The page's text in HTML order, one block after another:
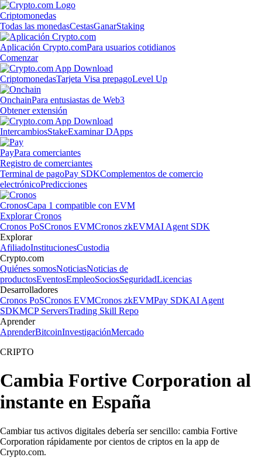
Criptomonedas
Todas las monedasCestasGanarStaking
Aplicación Crypto.comPara usuarios cotidianos
Comenzar
CriptomonedasTarjeta Visa prepagoLevel Up
OnchainPara entusiastas de Web3
Obtener extensión
IntercambiosStakeExaminar DApps
PayPara comerciantes
Registro de comerciantes
Terminal de pagoPay SDKComplementos de comercio
electrónicoPredicciones
CronosCapa 1 compatible con EVM
Explorar Cronos
Cronos PoSCronos EVMCronos zkEVMAI Agent SDK
Explorar
AfiliadoInstitucionesCustodia
Crypto.com
Quiénes somosNoticiasNoticias de
productosEventosEmpleoSociosSeguridadLicencias
Desarrolladores
Cronos PoSCronos EVMCronos zkEVMPay SDKAI Agent
SDKMCP ServersTrading Skill Repo
Aprender
AprenderBitcoinInvestigaciónMercado
CRIPTO
Cambia Fortive Corporation al
instante en España
Cambiar tus activos digitales debería ser sencillo: cambia Fortive
Corporation rápidamente por cientos de criptos en la app de
Crypto.com.